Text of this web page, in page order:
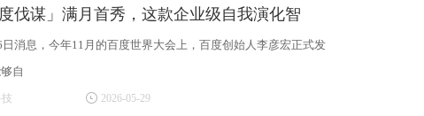
度伐谋」满月首秀，这款企业级自我演化智
日消息，今年11月的百度世界大会上，百度创始人李彦宏正式发
自
2026-05-29